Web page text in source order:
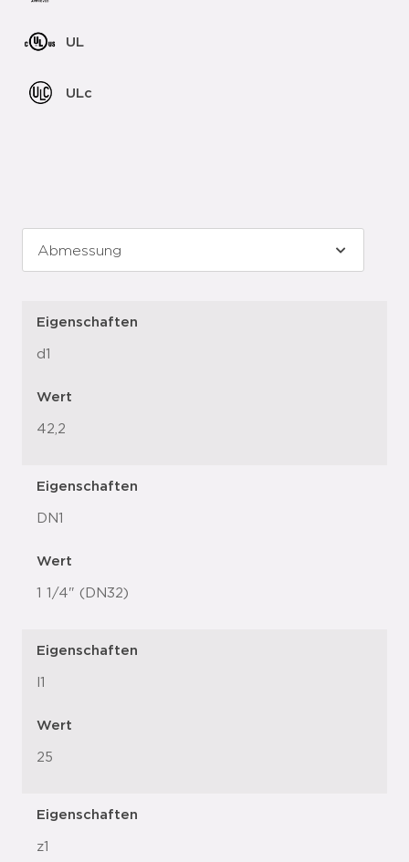
UL
ULc
Eigenschaften
d1
Wert
42,2
Eigenschaften
DN1
Wert
1 1/4" (DN32)
Eigenschaften
l1
Wert
25
Eigenschaften
z1